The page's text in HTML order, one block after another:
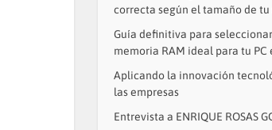
correcta según el tamaño de
Guía definitiva para
memoria RAM ideal para tu PC
Aplicando la innovación
las empresas
Entrevista a ENRIQUE ROSAS